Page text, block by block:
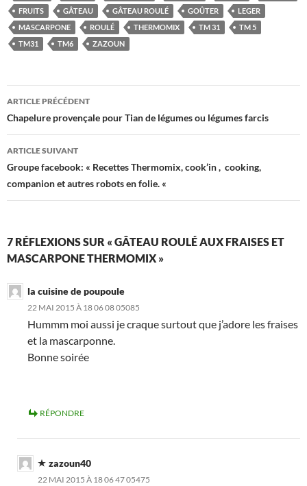
FRUITS
GÂTEAU GÂTEAU ROULÉ GOÛTER
LEGER
MASCARPONE
ROULÉ THERMOMIX TM 31
TM 5
TM31
TM6 ZAZOUN
Navigation
des
articles
ARTICLE PRÉCÉDENT
Chapelure provençale pour Tian de légumes ou légumes farcis
ARTICLE SUIVANT
Groupe facebook: « Recettes Thermomix, cook’in , cooking,
companion et autres robots en folie. «
7 RÉFLEXIONS SUR « GÂTEAU ROULÉ AUX FRAISES ET
MASCARPONE THERMOMIX »
la cuisine de poupoule
22 MAI 2015 À 18 06 08 05085
Hummm moi aussi je craque surtout que j’adore les fraises
et la mascarponne.
Bonne soirée
RÉPONDRE
zazoun40
22 MAI 2015 À 18 06 47 05475